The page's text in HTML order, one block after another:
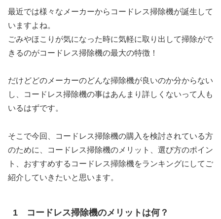
最近では様々なメーカーからコードレス掃除機が誕生して
いますよね。
ごみやほこりが気になった時に気軽に取り出して掃除がで
きるのがコードレス掃除機の最大の特徴！
だけどどのメーカーのどんな掃除機が良いのか分からない
し、コードレス掃除機の事はあんまり詳しくないって人も
いるはずです。
そこで今回、コードレス掃除機の購入を検討されている方
のために、
コードレス掃除機のメリット、選び方のポイン
ト、おすすめするコードレス掃除機をランキングにしてご
紹介していきたいと思います。
1 コードレス掃除機のメリットは何？